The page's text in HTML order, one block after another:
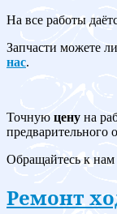
На все работы
Запчасти можете
нас.
Точную цену на
предварительного
Обращайтесь к
Ремонт